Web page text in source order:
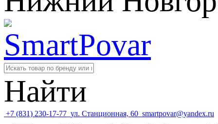
Найти
+7 (831) 230-17-77 ул. Станционная, 60 smartpovar@yandex.ru